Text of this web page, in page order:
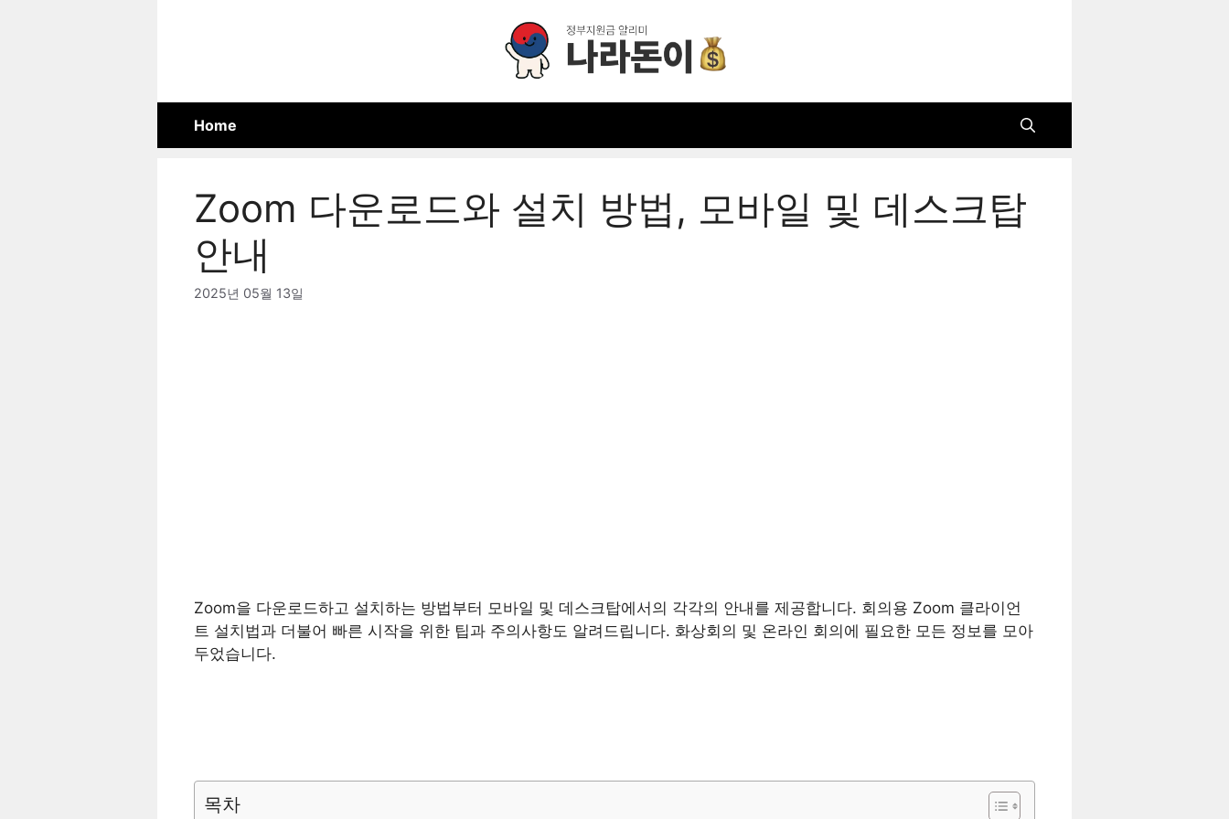
Home
Zoom 다운로드와 설치 방법, 모바일 및 데스크탑
안내
2025년 05월 13일
Zoom을 다운로드하고 설치하는 방법부터 모바일 및 데스크탑에서의 각각의 안내를 제공합니다. 회의용 Zoom 클라이언
트 설치법과 더불어 빠른 시작을 위한 팁과 주의사항도 알려드립니다. 화상회의 및 온라인 회의에 필요한 모든 정보를 모아
두었습니다.
목차